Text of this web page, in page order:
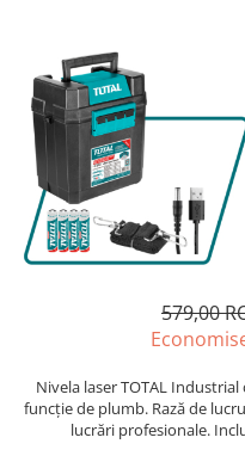
Măști de sudură
Nivele cu bulă
Nivelă laser
Picamere
Polizoare unghiulare
Căni
Drujbă
Accesorii pentru drujbă
Echipamente de protecție
Foarfece tablă
Foarfeci Grădină
Grătare și accesorii
Lampi
Mașină de tocat carne
579,00
Nivela laser TOTAL
funcție de plumb. Rază de
lucrări profesionale.